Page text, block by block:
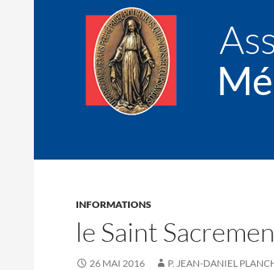
Association de la Médaille
INFORMATIONS
le Saint
26 MAI 2016 P. JEAN-DANIEL